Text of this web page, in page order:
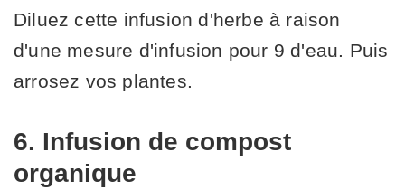
Diluez cette infusion d'herbe à raison
d'une mesure d'infusion pour 9 d'eau. Puis
arrosez vos plantes.
6. Infusion de compost
organique